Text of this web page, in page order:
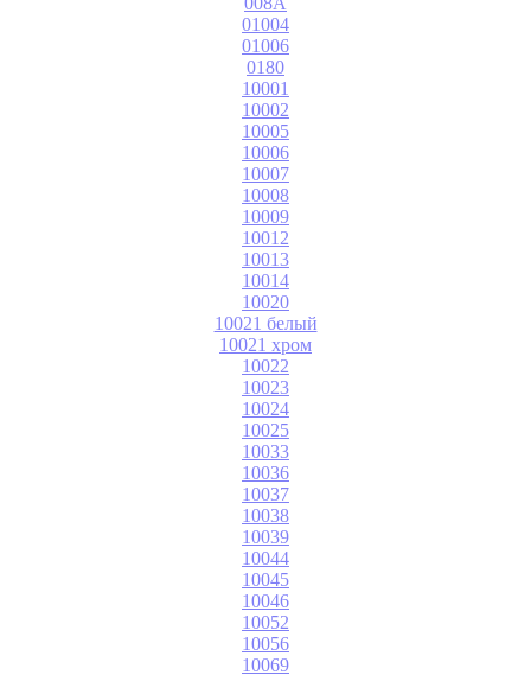
01004
01006
0180
10001
10002
10005
10006
10007
10008
10009
10012
10013
10014
10020
10021 белый
10021 хром
10022
10023
10024
10025
10033
10036
10037
10038
10039
10044
10045
10046
10052
10056
10069